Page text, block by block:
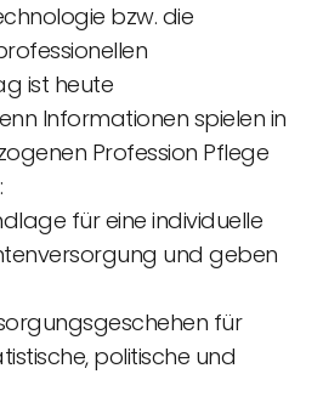
bzw. die
ist heute
Informationen spielen in
Profession Pflege
für eine individuelle
und geben
für
politische und